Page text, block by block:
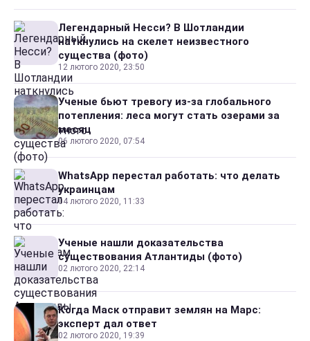
Легендарный Несси? В Шотландии
наткнулись на скелет неизвестного
существа (фото)
12 лютого 2020, 23:50
Ученые бьют тревогу из-за глобального
потепления: леса могут стать озерами за
месяц
06 лютого 2020, 07:54
WhatsApp перестал работать: что делать
украинцам
04 лютого 2020, 11:33
Ученые нашли доказательства
существования Атлантиды (фото)
02 лютого 2020, 22:14
Когда Маск отправит землян на Марс:
эксперт дал ответ
02 лютого 2020, 19:39